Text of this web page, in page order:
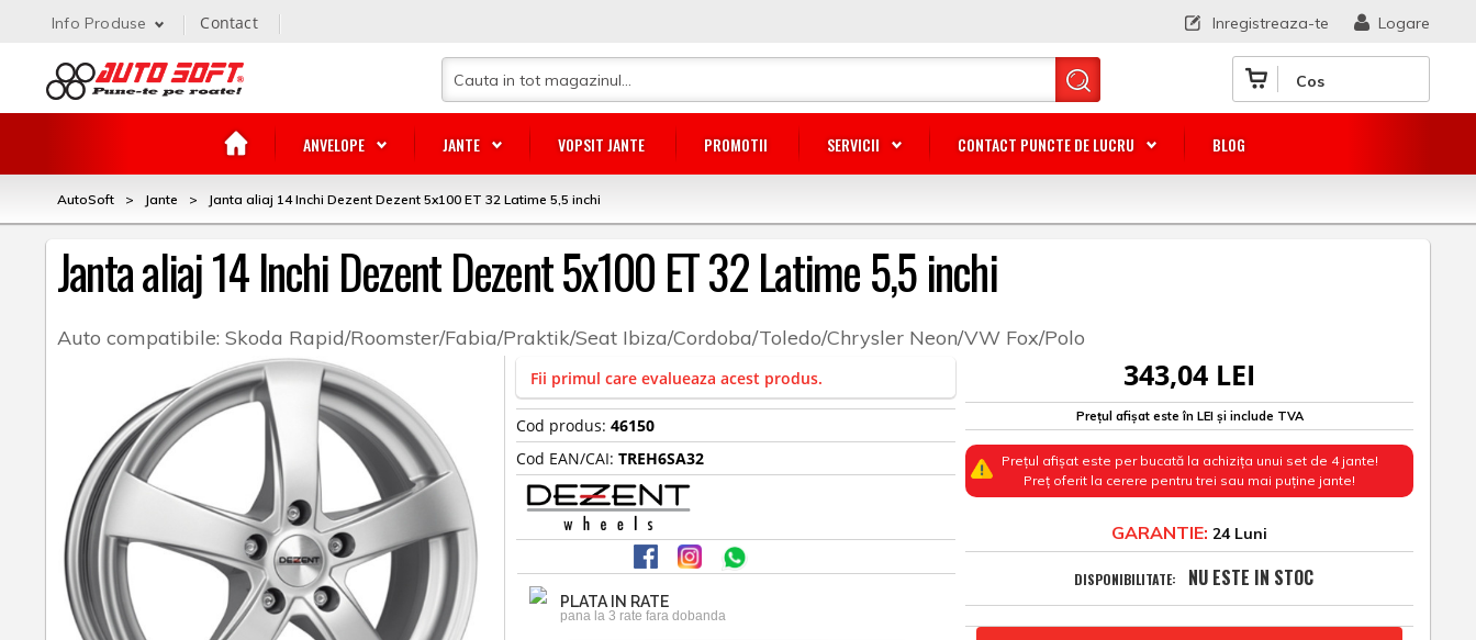
Cos
ANVELOPE JANTE VOPSIT JANTE PROMOTII SERVICII CONTACT PUNCTE DE LUCRU BLOG
Logare
Inregistreaza-te
Info Produse Contact
AutoSoft > Jante > Janta aliaj 14 Inchi Dezent Dezent 5x100 ET 32 Latime 5,5 inchi
Janta aliaj 14 Inchi Dezent Dezent 5x100 ET 32 Latime 5,5 inchi
Auto compatibile: Skoda Rapid/Roomster/Fabia/Praktik/Seat Ibiza/Cordoba/Toledo/Chrysler Neon/VW Fox/Polo
Fii primul care evalueaza acest produs.
Cod produs:46150
Cod EAN/CAI:TREH6SA32
PLATA IN RATE
pana la 3 rate fara dobanda
343,04 LEI
Prețul afișat este în LEI și include TVA
Prețul afișat este per bucată la achizița unui set de 4 jante!
Preț oferit la cerere pentru trei sau mai puține jante!
GARANTIE: 24 Luni
DISPONIBILITATE: NU ESTE IN STOC